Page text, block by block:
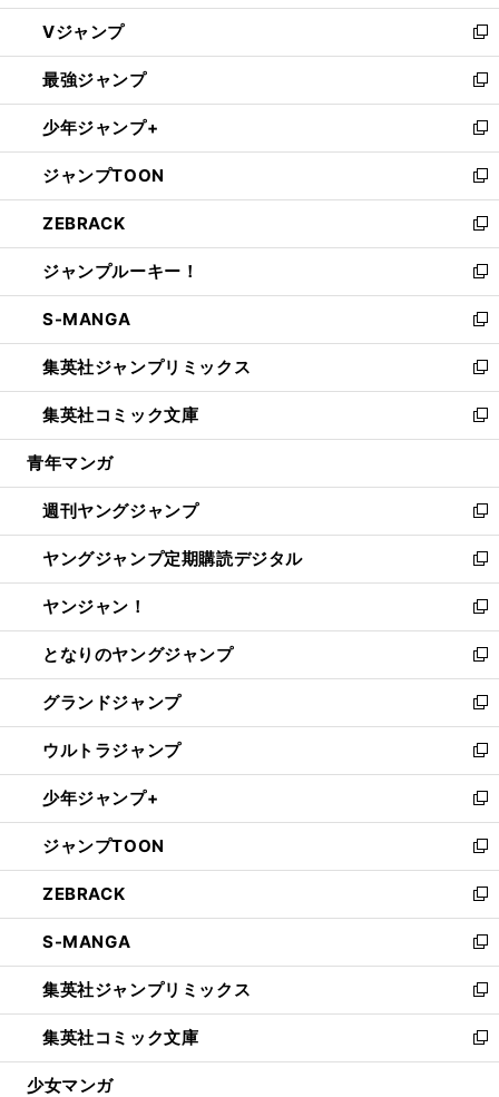
ウ
ィ
ン
ド
ウ
で
開
く
し
い
ウ
ィ
ン
ド
ウ
で
開
く
Vジャンプ
新
し
い
ウ
ィ
ン
ド
ウ
で
開
く
最強ジャンプ
新
し
い
ウ
ィ
ン
ド
ウ
で
開
く
少年ジャンプ+
新
し
い
ウ
ィ
ン
ド
ウ
で
開
く
ジャンプTOON
新
し
い
ウ
ィ
ン
ド
ウ
で
開
く
ZEBRACK
新
し
い
ウ
ィ
ン
ド
ウ
で
開
ジャンプルーキー！
新
し
い
ウ
ィ
ン
ド
ウ
開
く
S-MANGA
新
し
い
ウ
ィ
ン
ウ
で
開
く
集英社ジャンプリミックス
新
し
い
ウ
ン
ド
ウ
で
開
く
集英社コミック文庫
新
し
ウ
ィ
ン
ド
ウ
で
開
く
青年マンガ
週刊ヤングジャンプ
新
し
い
ウ
ィ
ン
ド
ウ
で
開
く
ヤングジャンプ定期購読デジタル
新
し
い
ウ
ィ
ン
ド
ウ
で
開
く
ヤンジャン！
新
し
い
ウ
ィ
ン
ド
ウ
で
開
く
となりのヤングジャンプ
新
し
い
ウ
ィ
ン
ド
ウ
で
開
く
グランドジャンプ
新
し
い
ウ
ィ
ン
ド
ウ
で
開
く
ウルトラジャンプ
新
し
い
ウ
ィ
ン
ド
ウ
で
開
く
少年ジャンプ+
新
し
い
ウ
ィ
ン
ド
ウ
で
開
く
ジャンプTOON
新
し
い
ウ
ィ
ン
ド
ウ
で
開
ZEBRACK
新
し
い
ウ
ィ
ン
ド
ウ
S-MANGA
新
し
い
ウ
ィ
ン
集英社ジャンプリミックス
新
し
い
ウ
集英社コミック文庫
新
し
少女マンガ